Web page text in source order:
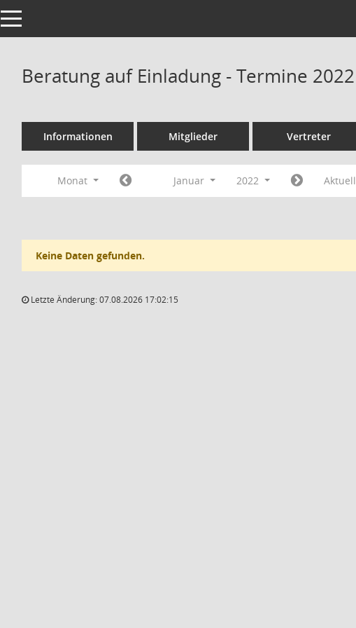
Toggle navigation
Beratung auf Einladung - Termine 2022
Informationen Mitglieder Vertreter
Monat Januar 2022 Aktuell
Keine Daten gefunden.
Letzte Änderung: 07.08.2026 17:02:15